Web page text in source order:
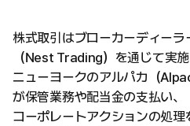
株式取引はブローカーディー
（Nest Trading）を通じて実施
ニューヨークのアルパカ（
が保管業務や配当金の支払い、
コーポレートアクションの処